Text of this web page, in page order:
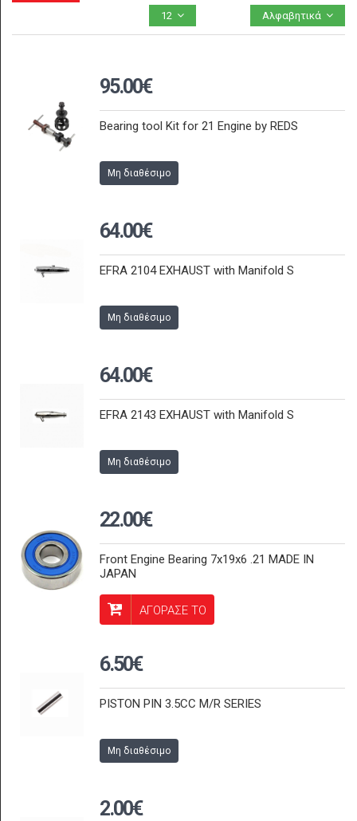
12 Αλφαβητικά
95.00€
Bearing tool Kit for 21 Engine by REDS
Μη διαθέσιμο
64.00€
EFRA 2104 EXHAUST with Manifold S
Μη διαθέσιμο
64.00€
EFRA 2143 EXHAUST with Manifold S
Μη διαθέσιμο
22.00€
Front Engine Bearing 7x19x6 .21 MADE IN
JAPAN
ΑΓΟΡΑΣΕ ΤΟ
6.50€
PISTON PIN 3.5CC M/R SERIES
Μη διαθέσιμο
2.00€